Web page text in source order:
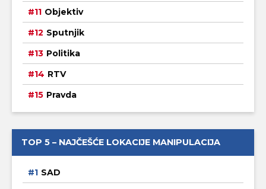
Objektiv
Sputnjik
Politika
RTV
Pravda
TOP 5 – NAJČEŠĆE LOKACIJE MANIPULACIJA
SAD